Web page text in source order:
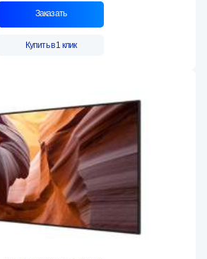
Заказать
Купить в 1 клик